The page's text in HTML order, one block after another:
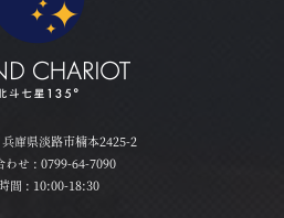
庫県淡路市楠本2425-2
わせ : 0799-64-7090
間 : 10:00-18:30